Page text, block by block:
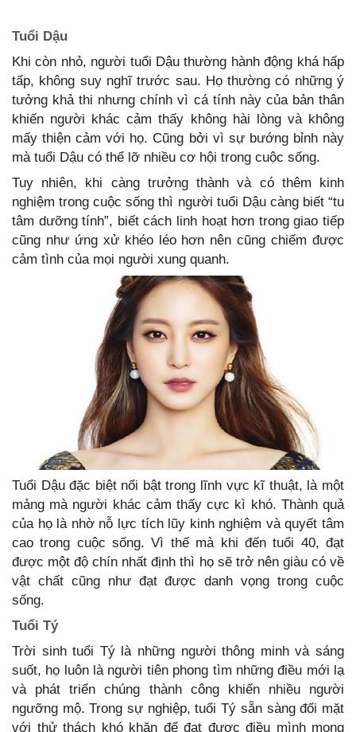
Tuổi Dậu
Khi còn nhỏ, người tuổi Dậu thường hành động khá hấp
tấp, không suy nghĩ trước sau. Họ thường có những ý
tưởng khả thi nhưng chính vì cá tính này của bản thân
khiến người khác cảm thấy không hài lòng và không
mấy thiện cảm với họ. Cũng bởi vì sự bướng bỉnh này
mà tuổi Dậu có thể lỡ nhiều cơ hội trong cuộc sống.
Tuy nhiên, khi càng trưởng thành và có thêm kinh
nghiệm trong cuộc sống thì người tuổi Dậu càng biết “tu
tâm dưỡng tính”, biết cách linh hoạt hơn trong giao tiếp
cũng như ứng xử khéo léo hơn nên cũng chiếm được
cảm tình của mọi người xung quanh.
Tuổi Dậu đặc biệt nổi bật trong lĩnh vực kĩ thuật, là một
mảng mà người khác cảm thấy cực kì khó. Thành quả
của họ là nhờ nỗ lực tích lũy kinh nghiệm và quyết tâm
cao trong cuộc sống. Vì thế mà khi đến tuổi 40, đạt
được một độ chín nhất định thì họ sẽ trở nên giàu có về
vật chất cũng như đạt được danh vọng trong cuộc
sống.
Tuổi Tý
Trời sinh tuổi Tý là những người thông minh và sáng
suốt, họ luôn là người tiên phong tìm những điều mới lạ
và phát triển chúng thành công khiến nhiều người
ngưỡng mộ. Trong sự nghiệp, tuổi Tý sẵn sàng đối mặt
với thử thách khó khăn để đạt được điều mình mong